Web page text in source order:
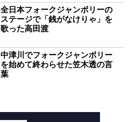
全日本フォークジャンボリーの
ステージで「銭がなけりゃ」を
歌った高田渡
中津川でフォークジャンボリー
を始めて終わらせた笠木透の言
葉